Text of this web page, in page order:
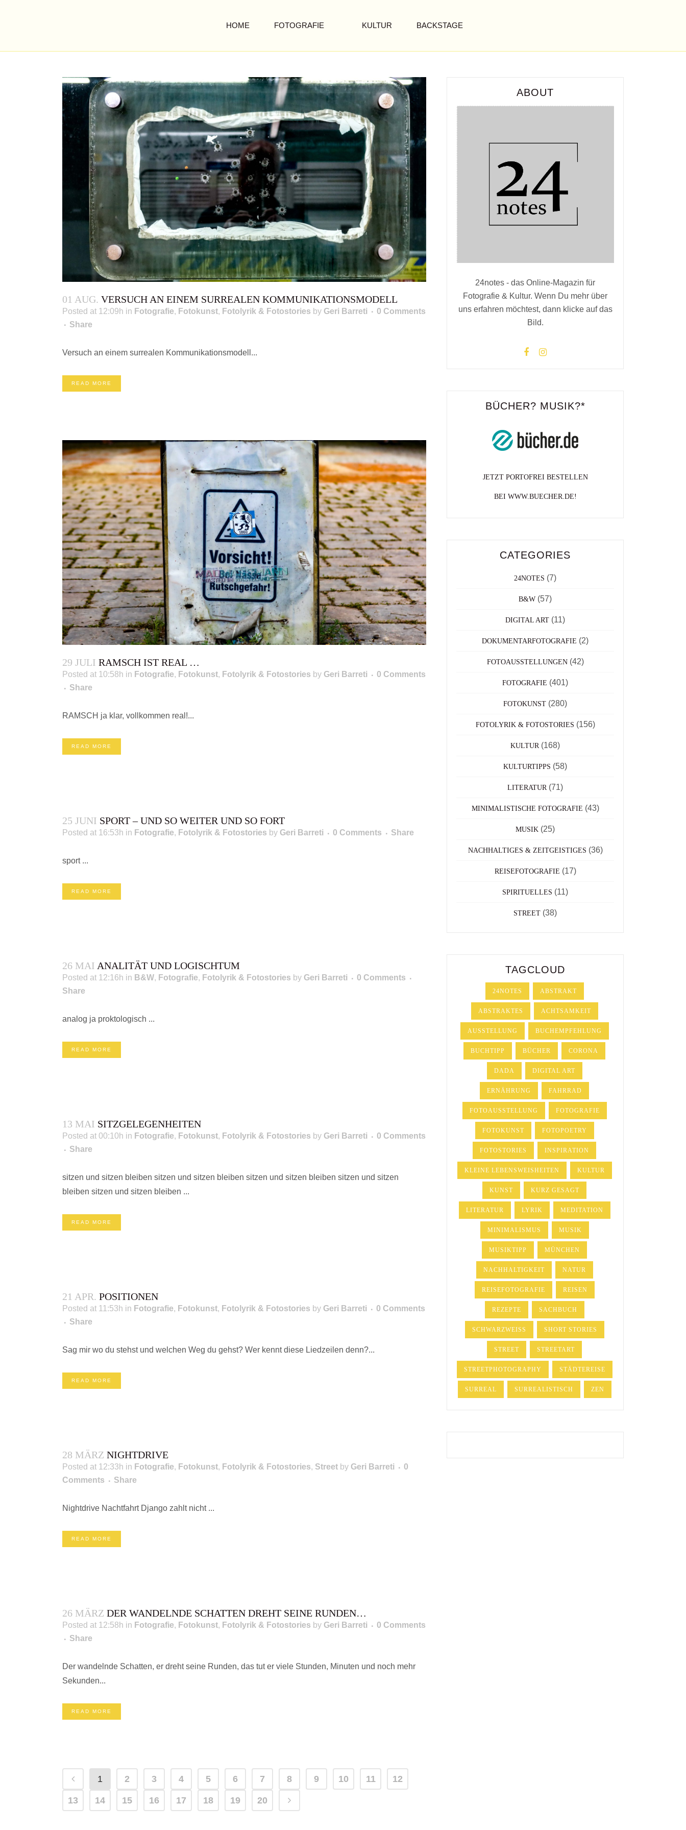
HOME FOTOGRAFIE KULTUR BACKSTAGE
01 AUG. VERSUCH AN EINEM SURREALEN KOMMUNIKATIONSMODELL
Posted at 12:09h in Fotografie, Fotokunst, Fotolyrik & Fotostories by Geri Barreti
0 Comments
Share
Versuch an einem surrealen Kommunikationsmodell...
READ MORE
29 JULI RAMSCH IST REAL …
Posted at 10:58h in Fotografie, Fotokunst, Fotolyrik & Fotostories by Geri Barreti
0 Comments
Share
RAMSCH ja klar, vollkommen real!...
READ MORE
25 JUNI SPORT – UND SO WEITER UND SO FORT
Posted at 16:53h in Fotografie, Fotolyrik & Fotostories by Geri Barreti 0 Comments Share
sport ...
READ MORE
26 MAI ANALITÄT UND LOGISCHTUM
Posted at 12:16h in B&W, Fotografie, Fotolyrik & Fotostories by Geri Barreti
0 Comments
Share
analog ja proktologisch ...
READ MORE
13 MAI SITZGELEGENHEITEN
Posted at 00:10h in Fotografie, Fotokunst, Fotolyrik & Fotostories by Geri Barreti
0 Comments
Share
sitzen und sitzen bleiben sitzen und sitzen bleiben sitzen und sitzen bleiben sitzen und sitzen
bleiben sitzen und sitzen bleiben ...
READ MORE
21 APR. POSITIONEN
Posted at 11:53h in Fotografie, Fotokunst, Fotolyrik & Fotostories by Geri Barreti
0 Comments
Share
Sag mir wo du stehst und welchen Weg du gehst? Wer kennt diese Liedzeilen denn?...
READ MORE
28 MÄRZ NIGHTDRIVE
Posted at 12:33h in Fotografie, Fotokunst, Fotolyrik & Fotostories, Street by Geri Barreti
0
Comments
Share
Nightdrive Nachtfahrt Django zahlt nicht ...
READ MORE
26 MÄRZ DER WANDELNDE SCHATTEN DREHT SEINE RUNDEN…
Posted at 12:58h in Fotografie, Fotokunst, Fotolyrik & Fotostories by Geri Barreti
0 Comments
Share
Der wandelnde Schatten, er dreht seine Runden, das tut er viele Stunden, Minuten und noch mehr
Sekunden...
READ MORE
1 2 3 4 5 6 7 8 9 10 11 12
13 14 15 16 17 18 19 20
ABOUT
24notes - das Online-Magazin für
Fotografie & Kultur. Wenn Du mehr über
uns erfahren möchtest, dann klicke auf das
Bild.
BÜCHER? MUSIK?*
JETZT PORTOFREI BESTELLEN
BEI WWW.BUECHER.DE!
CATEGORIES
24NOTES (7)
B&W (57)
DIGITAL ART (11)
DOKUMENTARFOTOGRAFIE (2)
FOTOAUSSTELLUNGEN(42)
FOTOGRAFIE (401)
FOTOKUNST (280)
FOTOLYRIK & FOTOSTORIES (156)
KULTUR (168)
KULTURTIPPS (58)
LITERATUR (71)
MINIMALISTISCHE FOTOGRAFIE (43)
MUSIK (25)
NACHHALTIGES & ZEITGEISTIGES (36)
REISEFOTOGRAFIE (17)
SPIRITUELLES (11)
STREET (38)
TAGCLOUD
24NOTES ABSTRAKT
ABSTRAKTES ACHTSAMKEIT
AUSSTELLUNG BUCHEMPFEHLUNG
BUCHTIPP BÜCHER CORONA
DADA DIGITAL ART
ERNÄHRUNG FAHRRAD
FOTOAUSSTELLUNG FOTOGRAFIE
FOTOKUNST FOTOPOETRY
FOTOSTORIES INSPIRATION
KLEINE LEBENSWEISHEITEN KULTUR
KUNST KURZ GESAGT
LITERATUR LYRIK MEDITATION
MINIMALISMUS MUSIK
MUSIKTIPP MÜNCHEN
NACHHALTIGKEIT NATUR
REISEFOTOGRAFIE REISEN
REZEPTE SACHBUCH
SCHWARZWEISS SHORT STORIES
STREET STREETART
STREETPHOTOGRAPHY STÄDTEREISE
SURREAL SURREALISTISCH ZEN
KONTAKT IMPRESSUM